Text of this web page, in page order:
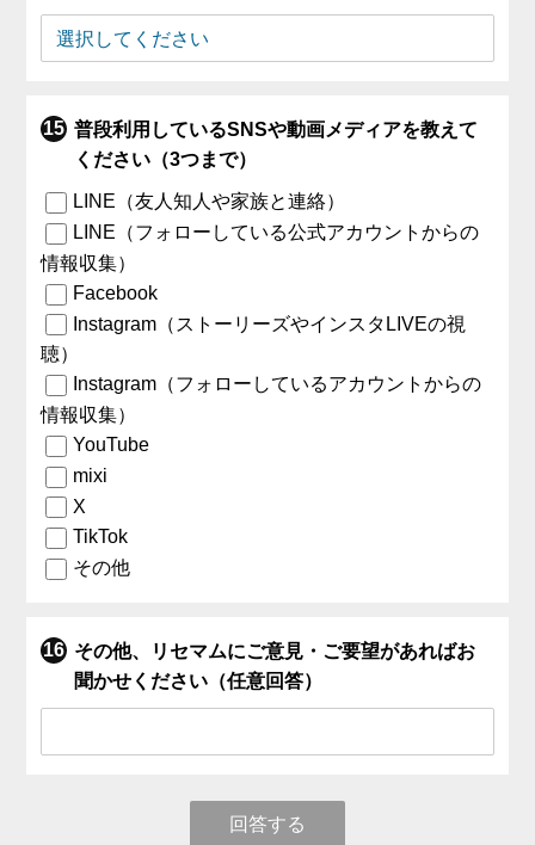
普段利用しているSNSや動画メディアを教えて
ください（3つまで）
LINE（友人知人や家族と連絡）
LINE（フォローしている公式アカウントからの
情報収集）
Facebook
Instagram（ストーリーズやインスタLIVEの視
聴）
Instagram（フォローしているアカウントからの
情報収集）
YouTube
mixi
X
TikTok
その他
その他、リセマムにご意見・ご要望があればお
聞かせください（任意回答）
回答する